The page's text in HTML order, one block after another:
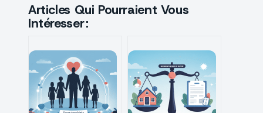
Articles Qui Pourraient Vous
Intéresser :